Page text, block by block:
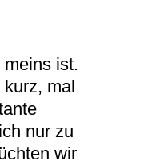
ist.
mal
nur zu
wir